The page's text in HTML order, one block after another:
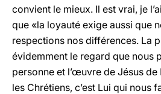
convient le mieux. Il est vrai, je
que «la loyauté exige aussi que
respections nos différences. La
évidemment le regard que nous
personne et l’œuvre de Jésus de
les Chrétiens, c’est Lui qui nous